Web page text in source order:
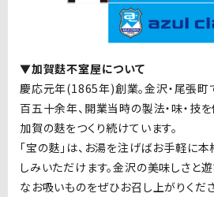
▼加賀麩不室屋について
慶応元年(1865年)創業。金沢・尾張
百五十余年、開業当時の製法・味・技
加賀の麩をつくり続けています。
「宝の麩」は、お湯を注げばお手軽に
しみいただけます。金沢の美味しさと
なお吸いものをぜひお召し上がりくださ